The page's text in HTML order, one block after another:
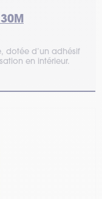
dotée d’un adhésif
en intérieur.